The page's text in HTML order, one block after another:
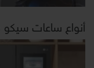
أنواع ساعات سيكو